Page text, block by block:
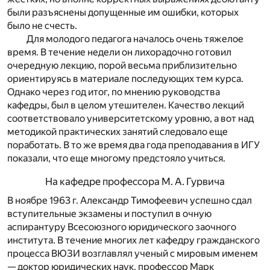
были разъяснены допущенные им ошибки, которых
было не счесть.
Для молодого педагога началось очень тяжелое
время. В течение недели он лихорадочно готовил
очередную лекцию, порой весьма приблизительно
ориентируясь в материале последующих тем курса.
Однако через год итог, по мнению руководства
кафедры, был в целом утешителен. Качество лекций
соответствовало университетскому уровню, а вот над
методикой практических занятий следовало еще
поработать. В то же время два года преподавания в ИГУ
показали, что еще многому предстояло учиться.
На кафедре профессора М. А. Гурвича
В ноябре 1963 г. Александр Тимофеевич успешно сдал
вступительные экзамены и поступил в очную
аспирантуру Всесоюзного юридического заочного
института. В течение многих лет кафедру гражданского
процесса ВЮЗИ возглавлял ученый с мировым именем
— доктор юридических наук, профессор Марк